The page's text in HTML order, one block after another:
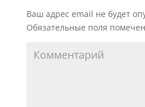
Ваш адрес email не будет
Обязательные поля